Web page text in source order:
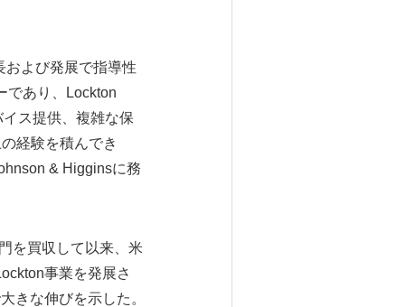
および発展で指導性
であり、Lockton
ス提供、複雑な保
経験を積んでき
& Higginsに務
を買収して以来、米
事業を発展さ
きな伸びを示した。